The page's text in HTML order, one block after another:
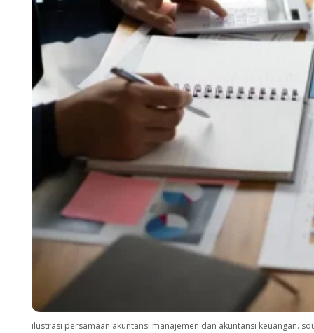
ilustrasi persamaan akuntansi manajemen dan akuntansi keuangan.